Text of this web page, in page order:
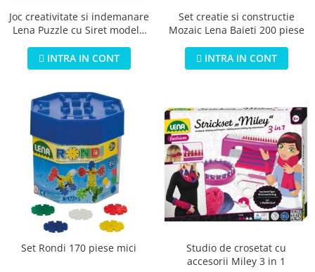
Biciclete fara pedale
Trotinete
Joc creativitate si indemanare
Lena Puzzle cu Siret modele
INTRA IN CONT
Set creatie si constructie
Mozaic Lena Baieti 200 piese
INTRA IN CONT
Set Rondi 170 piese mici
Studio de crosetat cu
accesorii Miley 3 in 1